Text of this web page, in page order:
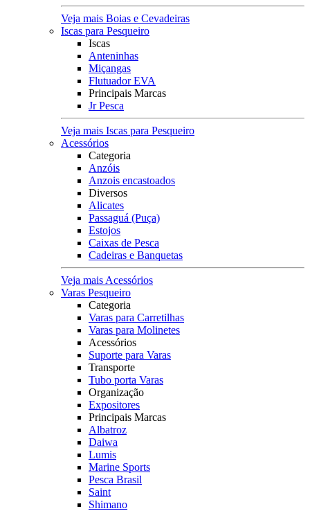
Veja mais Boias e Cevadeiras
Iscas para Pesqueiro
Iscas
Anteninhas
Miçangas
Flutuador EVA
Principais Marcas
Jr Pesca
Veja mais Iscas para Pesqueiro
Acessórios
Categoria
Anzóis
Anzois encastoados
Diversos
Alicates
Passaguá (Puça)
Estojos
Caixas de Pesca
Cadeiras e Banquetas
Veja mais Acessórios
Varas Pesqueiro
Categoria
Varas para Carretilhas
Varas para Molinetes
Acessórios
Suporte para Varas
Transporte
Tubo porta Varas
Organização
Expositores
Principais Marcas
Albatroz
Daiwa
Lumis
Marine Sports
Pesca Brasil
Saint
Shimano